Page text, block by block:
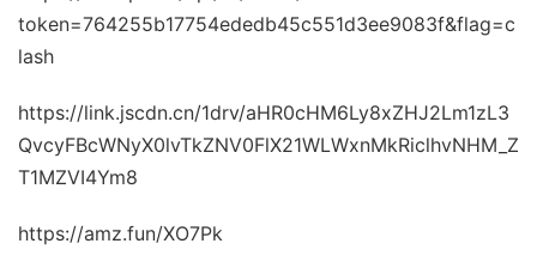
token=764255b17754ededb45c551d3ee9083f&flag=c
lash
https://link.jscdn.cn/1drv/aHR0cHM6Ly8xZHJ2Lm1zL3
QvcyFBcWNyX0lvTkZNV0FlX21WLWxnMkRiclhvNHM_Z
T1MZVI4Ym8
https://amz.fun/XO7Pk